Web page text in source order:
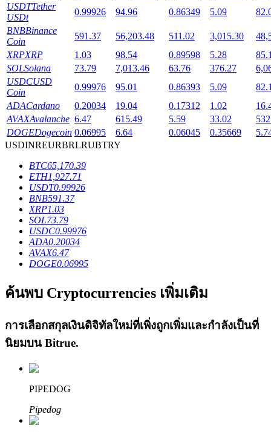
บริการยืมเงินที่ได้รับการสนับสนุนจาก Crypto
ลงทุนอัตโนมัติ
เรียนรู้เกี่ยวกับการสร้างรายได้แบบพาสซีฟ
USDTTether
USDt
0.99926 94.96 0.86349 5.09
BNBBinance
Coin
591.37 56,203.48 511.02 3,015.30
XRPXRP 1.03 98.54 0.89598 5.28
SOLSolana 73.79 7,013.46 63.76 376.27
USDCUSD
Coin
0.99976 95.01 0.86393 5.09
ADACardano 0.20034 19.04 0.17312 1.02
AVAXAvalanche 6.47 615.49 5.59 33.02
DOGEDogecoin 0.06995 6.64 0.06045 0.35669
USDINREURBRLRUBTRY
BTC65,170.39
ETH1,927.71
USDT0.99926
BNB591.37
XRP1.03
SOL73.79
USDC0.99976
ADA0.20034
AVAX6.47
DOGE0.06995
ค้นพบ Cryptocurrencies เพิ่มเติม
การเลือกสกุลเงินดิจิทัลใหม่ที่เพิ่งถูกเพิ่มและกำลังเป็นที่
นิยมบน Bitrue.
PIPEDOG
Pipedog